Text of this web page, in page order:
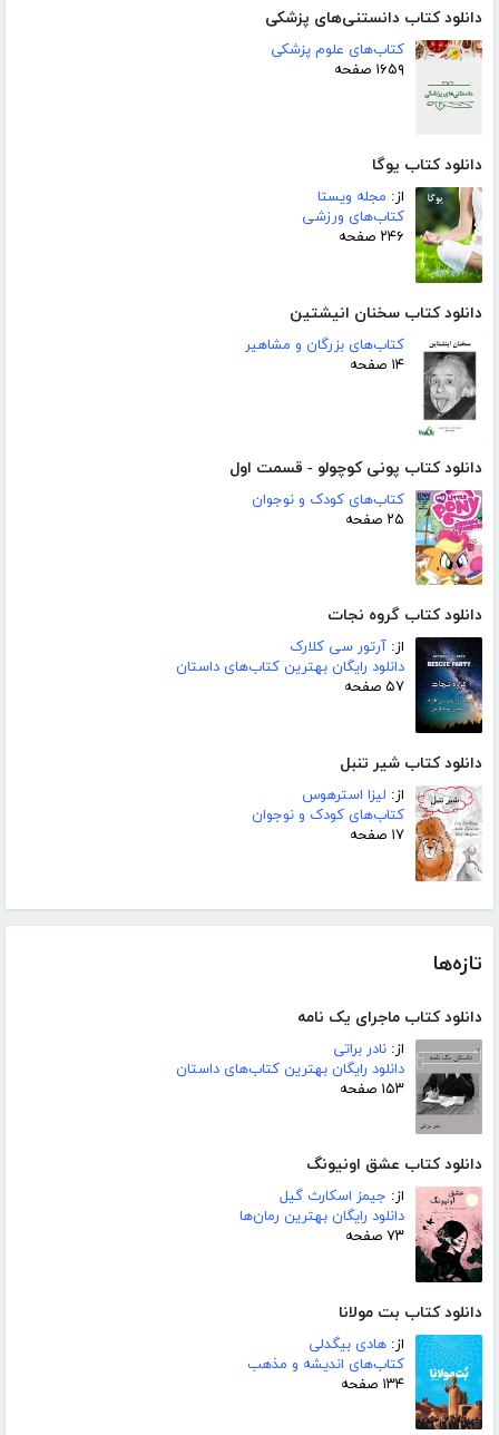
دانلود کتاب دانستنی‌های پزشکی
کتاب‌های علوم پزشکی
۱۶۵۹ صفحه
دانلود کتاب یوگا
از: مجله ویستا
کتاب‌های ورزشی
۲۴۶ صفحه
دانلود کتاب سخنان انیشتین
کتاب‌های بزرگان و مشاهیر
۱۴ صفحه
دانلود کتاب پونی کوچولو - قسمت اول
کتاب‌های کودک و نوجوان
۲۵ صفحه
دانلود کتاب گروه نجات
از: آرتور سی کلارک
دانلود رایگان بهترین کتاب‌های داستان
۵۷ صفحه
دانلود کتاب شیر تنبل
از: لیزا استرهوس
کتاب‌های کودک و نوجوان
۱۷ صفحه
تازه‌ها
دانلود کتاب ماجرای یک نامه
از: نادر براتی
دانلود رایگان بهترین کتاب‌های داستان
۱۵۳ صفحه
دانلود کتاب عشق اونیونگ
از: جیمز اسکارث گیل
دانلود رایگان بهترین رمان‌ها
۷۳ صفحه
دانلود کتاب بت مولانا
از: هادی بیگدلی
کتاب‌های اندیشه و مذهب
۱۳۴ صفحه